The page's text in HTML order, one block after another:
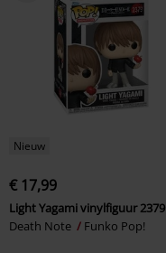
Nieuw
€ 17,99
Light Yagami vinylfiguur 2379
Death Note
Funko Pop!